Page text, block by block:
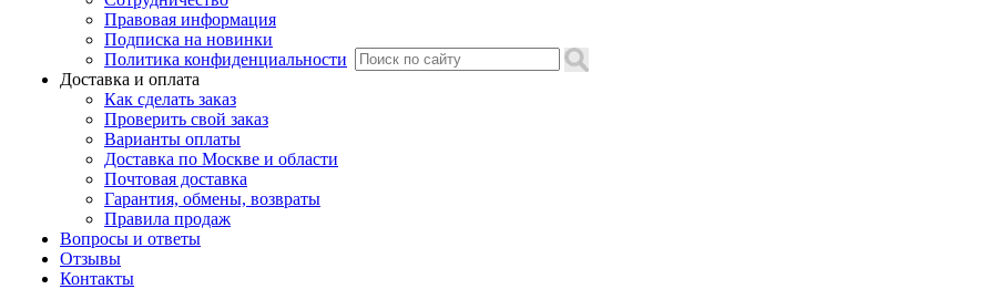
Правовая информация
Подписка на новинки
Политика конфиденциальности
Доставка и оплата
Как сделать заказ
Проверить свой заказ
Варианты оплаты
Доставка по Москве и области
Почтовая доставка
Гарантия, обмены, возвраты
Правила продаж
Вопросы и ответы
Отзывы
Контакты